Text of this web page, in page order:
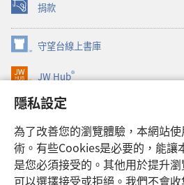
隱私設定
為了改善您的瀏覽體驗，本網站
術。有些Cookies是必要的，能讓
是您必須接受的。其他用於提升
可以選擇接受或拒絕。我們不會
捐款
（開
啟
新
視
窗）
守望台線上書庫
（開
啟
新
窗）
JW Hub®
（開
啟
新
視
窗）
JW Library®
Watchtower Library